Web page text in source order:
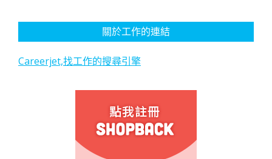
關於工作的連結
Careerjet,找工作的搜尋引擎